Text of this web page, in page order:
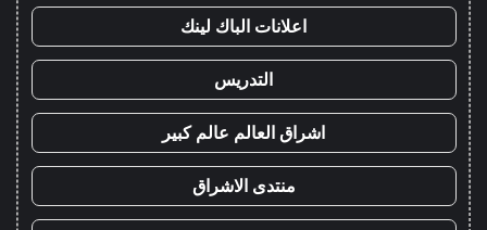
اعلانات الباك لينك
التدريس
اشراق العالم عالم كبير
منتدى الاشراق